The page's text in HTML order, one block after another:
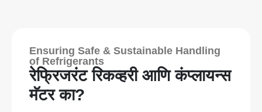
Ensuring Safe & Sustainable Handling
of Refrigerants
रेफ्रिजरंट रिकव्हरी आणि कंप्लायन्स
मॅटर का?